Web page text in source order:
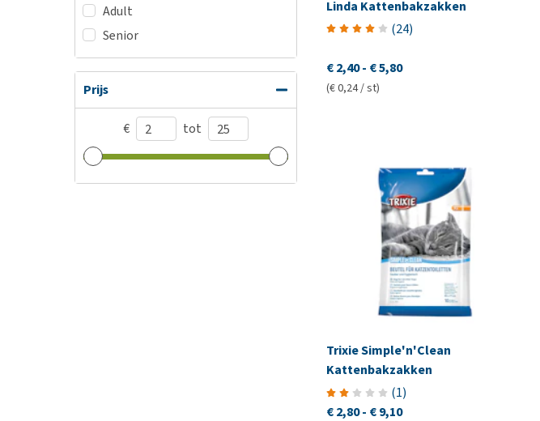
Adult
Senior
Prijs
€ tot
Linda Kattenbakzakken
(24)
€ 2,40- € 5,80
(€ 0,24 / st)
Trixie Simple'n'Clean
Kattenbakzakken
(1)
€ 2,80- € 9,10